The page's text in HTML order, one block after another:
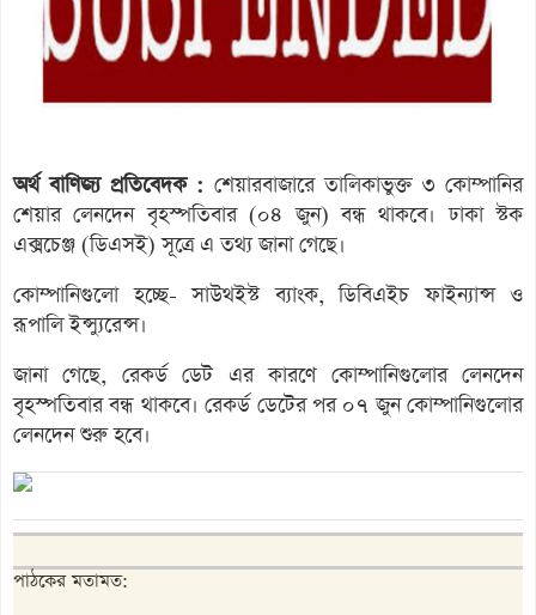
অর্থ বাণিজ্য প্রতিবেদক : শেয়ারবাজারে তালিকাভুক্ত ৩ কোম্পানির
শেয়ার লেনদেন বৃহস্পতিবার (০৪ জুন) বন্ধ থাকবে। ঢাকা স্টক
এক্সচেঞ্জ (ডিএসই) সূত্রে এ তথ্য জানা গেছে।
কোম্পানিগুলো হচ্ছে- সাউথইস্ট ব্যাংক, ডিবিএইচ ফাইন্যান্স ও
রূপালি ইন্স্যুরেন্স।
জানা গেছে, রেকর্ড ডেট এর কারণে কোম্পানিগুলোর লেনদেন
বৃহস্পতিবার বন্ধ থাকবে। রেকর্ড ডেটের পর ০৭ জুন কোম্পানিগুলোর
লেনদেন শুরু হবে।
পাঠকের মতামত: